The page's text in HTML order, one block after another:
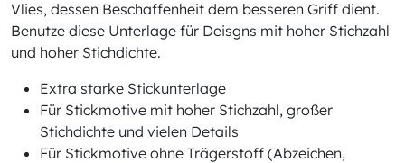
Vlies, dessen Beschaffenheit dem besseren Griff dient.
Benutze diese Unterlage für Deisgns mit hoher Stichzahl
und hoher Stichdichte.
Extra starke Stickunterlage
Für Stickmotive mit hoher Stichzahl, großer
Stichdichte und vielen Details
Für Stickmotive ohne Trägerstoff (Abzeichen,